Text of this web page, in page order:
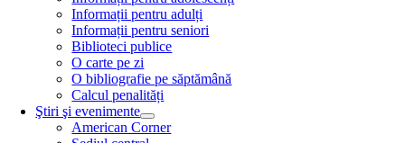
Informații pentru adulți
Informații pentru seniori
Biblioteci publice
O carte pe zi
O bibliografie pe săptămână
Calcul penalități
Ştiri şi evenimente
American Corner